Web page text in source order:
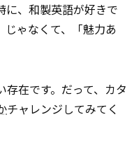
に、和製英語が好きで
じゃなくて、「魅力あ
在です。だって、カタ
チャレンジしてみてく